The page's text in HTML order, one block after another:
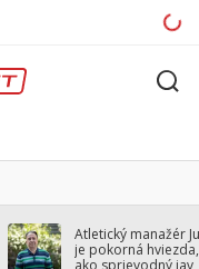
Atletický manažér
je pokorná
ako sprievodný jav